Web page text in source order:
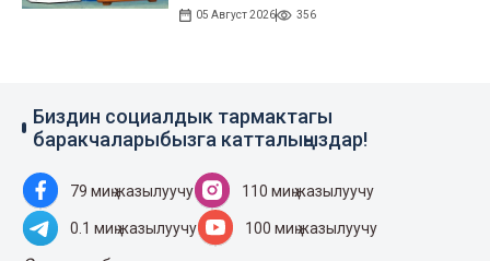
05 Август 2026 356
Биздин социалдык тармактагы
баракчаларыбызга катталыңыздар!
79 миң жазылуучу 110 миң жазылуучу
0.1 миң жазылуучу 100 миң жазылуучу